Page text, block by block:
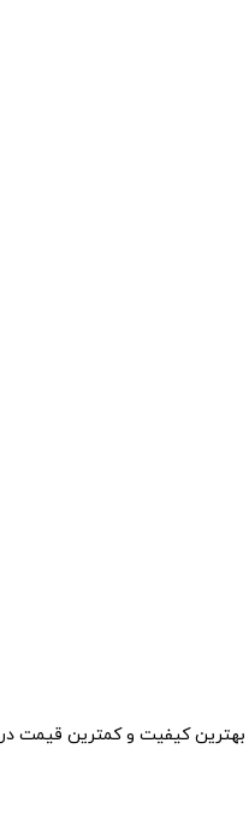
بهترین کیفیت و کمترین قیمت در